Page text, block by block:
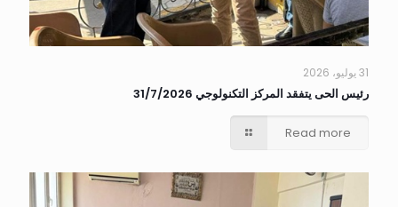
31 يوليو، 2026
رئيس الحى يتفقد المركز التكنولوجي 31/7/2026
Read more